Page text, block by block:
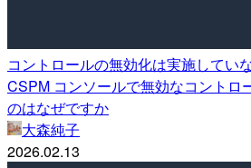
コントロールの無効化は実施してい
CSPM コンソールで無効なコントロ
のはなぜですか
大森純子
2026.02.13